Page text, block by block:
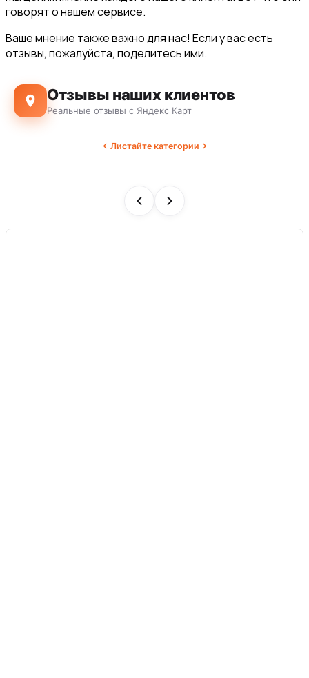
говорят о нашем сервисе.
Ваше мнение также важно для нас! Если у вас есть
отзывы, пожалуйста, поделитесь ими.
Отзывы наших клиентов
Реальные отзывы с Яндекс Карт
Листайте категории